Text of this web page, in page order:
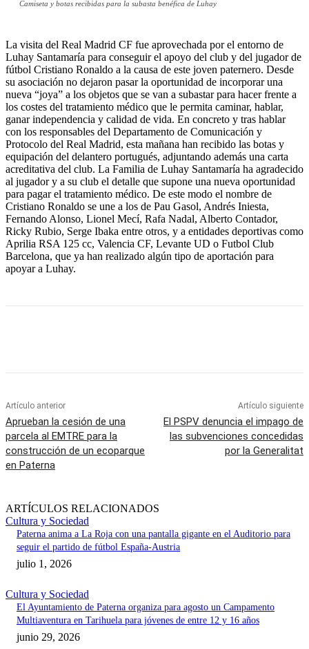
Camiseta y botas recibidas para la subasta benéfica de Luhay
La visita del Real Madrid CF fue aprovechada por el entorno de
Luhay Santamaría para conseguir el apoyo del club y del jugador de
fútbol Cristiano Ronaldo a la causa de este joven paternero. Desde
su asociación no dejaron pasar la oportunidad de incorporar una
nueva “joya” a los objetos que se van a subastar para hacer frente a
los costes del tratamiento médico que le permita caminar, hablar,
ganar independencia y calidad de vida. En concreto y tras hablar
con los responsables del Departamento de Comunicación y
Protocolo del Real Madrid, esta mañana han recibido las botas y
equipación del delantero portugués, adjuntando además una carta
acreditativa del club. La Familia de Luhay Santamaría ha agradecido
al jugador y a su club el detalle que supone una nueva oportunidad
para pagar el tratamiento médico. De este modo el nombre de
Cristiano Ronaldo se une a los de Pau Gasol, Andrés Iniesta,
Fernando Alonso, Lionel Mecí, Rafa Nadal, Alberto Contador,
Ricky Rubio, Serge Ibaka entre otros, y a entidades deportivas como
Aprilia RSA 125 cc, Valencia CF, Levante UD o Futbol Club
Barcelona, que ya han realizado algún tipo de aportación para
apoyar a Luhay.
Artículo anterior
Aprueban la cesión de una
parcela al EMTRE para la
construcción de un ecoparque
en Paterna
Artículo siguiente
El PSPV denuncia el impago de
las subvenciones concedidas
por la Generalitat
ARTÍCULOS RELACIONADOS
Cultura y Sociedad
Paterna anima a La Roja con una pantalla gigante en el Auditorio para
seguir el partido de fútbol España-Austria
julio 1, 2026
Cultura y Sociedad
El Ayuntamiento de Paterna organiza para agosto un Campamento
Multiaventura en Tarihuela para jóvenes de entre 12 y 16 años
junio 29, 2026